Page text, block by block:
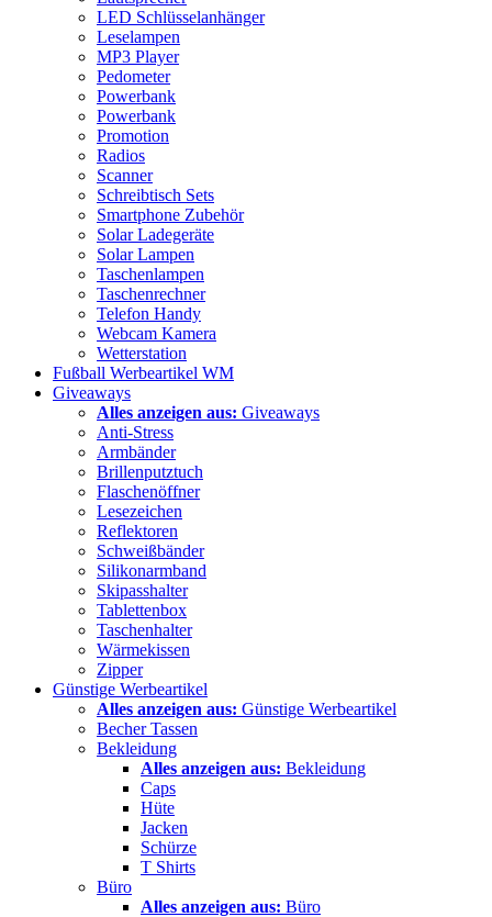
LED Schlüsselanhänger
Leselampen
MP3 Player
Pedometer
Powerbank
Powerbank
Promotion
Radios
Scanner
Schreibtisch Sets
Smartphone Zubehör
Solar Ladegeräte
Solar Lampen
Taschenlampen
Taschenrechner
Telefon Handy
Webcam Kamera
Wetterstation
Fußball Werbeartikel WM
Giveaways
Alles anzeigen aus: Giveaways
Anti-Stress
Armbänder
Brillenputztuch
Flaschenöffner
Lesezeichen
Reflektoren
Schweißbänder
Silikonarmband
Skipasshalter
Tablettenbox
Taschenhalter
Wärmekissen
Zipper
Günstige Werbeartikel
Alles anzeigen aus: Günstige Werbeartikel
Becher Tassen
Bekleidung
Alles anzeigen aus: Bekleidung
Caps
Hüte
Jacken
Schürze
T Shirts
Büro
Alles anzeigen aus: Büro